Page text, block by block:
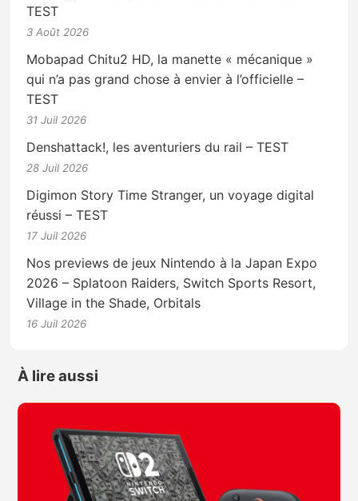
TEST
3 Août 2026
Mobapad Chitu2 HD, la manette « mécanique »
qui n’a pas grand chose à envier à l’officielle –
TEST
31 Juil 2026
Denshattack!, les aventuriers du rail – TEST
28 Juil 2026
Digimon Story Time Stranger, un voyage digital
réussi – TEST
17 Juil 2026
Nos previews de jeux Nintendo à la Japan Expo
2026 – Splatoon Raiders, Switch Sports Resort,
Village in the Shade, Orbitals
16 Juil 2026
À lire aussi